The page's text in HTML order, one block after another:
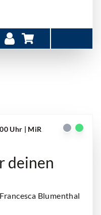
Uhr | MiR
deinen
Blumenthal